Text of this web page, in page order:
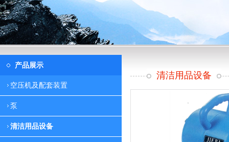
产品展示
空压机及配套装置
泵
清洁用品设备
清洁用品设备